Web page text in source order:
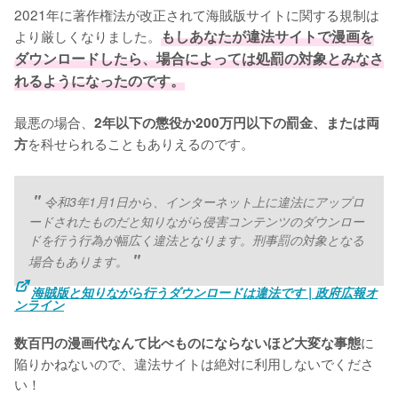
2021年に著作権法が改正されて海賊版サイトに関する規制は
より厳しくなりました。 もしあなたが違法サイトで漫画を
ダウンロードしたら、場合によっては処罰の対象とみなさ
れるようになったのです。
最悪の場合、 2年以下の懲役か200万円以下の罰金、または両
方を科せられることもありえるのです。
令和3年1月1日から、インターネット上に違法にアップロ
ードされたものだと知りながら侵害コンテンツのダウンロー
ドを行う行為が幅広く違法となります。刑事罰の対象となる
場合もあります。
海賊版と知りながら行うダウンロードは違法です | 政府広報オ
ンライン
数百円の漫画代なんて比べものにならないほど大変な事態に
陥りかねないので、違法サイトは絶対に利用しないでくださ
い！